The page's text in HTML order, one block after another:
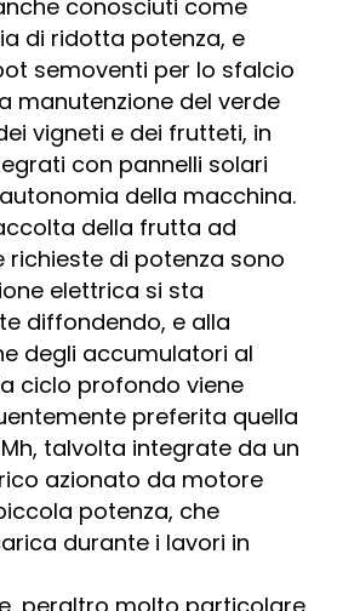
conosciuti come
di ridotta potenza, e
semoventi per lo sfalcio
manutenzione del verde
vigneti e dei frutteti, in
con pannelli solari
della macchina.
della frutta ad
richieste di potenza sono
elettrica si sta
diffondendo, e alla
degli accumulatori al
ciclo profondo viene
preferita quella
talvolta integrate da un
azionato da motore
potenza, che
durante i lavori in